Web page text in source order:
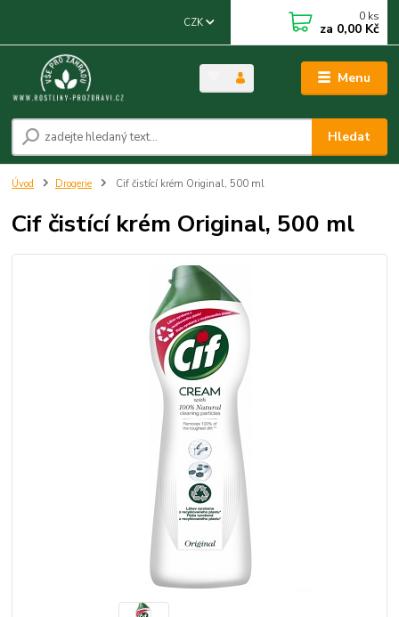
Menu
CZK
Hledat
0 ks
za 0,00 Kč
Úvod Drogerie Cif čistící krém Original, 500 ml
Cif čistící krém Original, 500 ml